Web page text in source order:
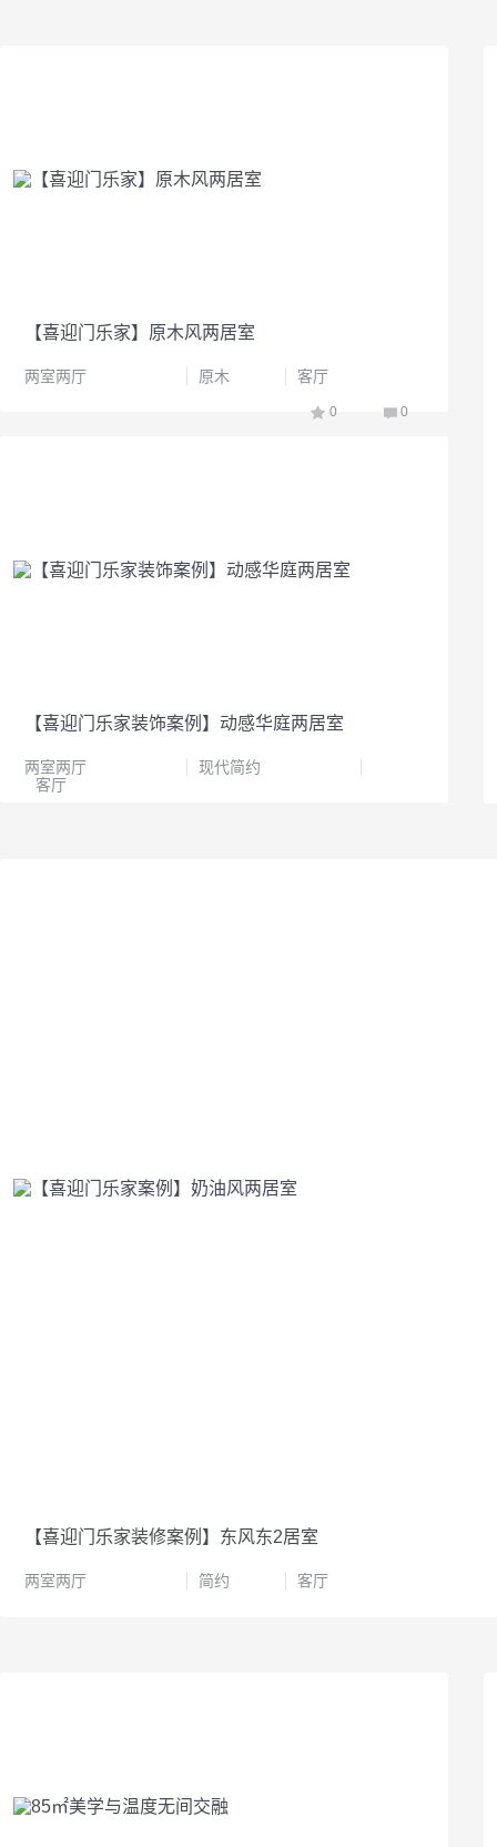
【喜迎门乐家】原木风两居室
两室两厅 原木 客厅
0 0
【喜迎门乐家装饰案例】动感华庭两居室
两室两厅
现代简约
客厅
【喜迎门乐家装修案例】东风东2居室
两室两厅 简约 客厅